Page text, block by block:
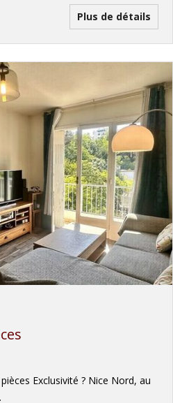
Plus de détails
Exclusivité ? Nice Nord, au